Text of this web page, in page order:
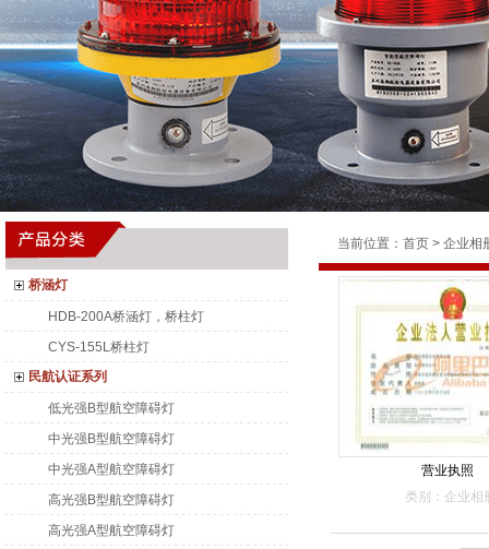
桥涵灯
HDB-200A桥涵灯，桥柱灯
CYS-155L桥柱灯
民航认证系列
低光强B型航空障碍灯
中光强B型航空障碍灯
中光强A型航空障碍灯
高光强B型航空障碍灯
高光强A型航空障碍灯
当前位置： 首页 > 企业相
营业执照
类别：企业相